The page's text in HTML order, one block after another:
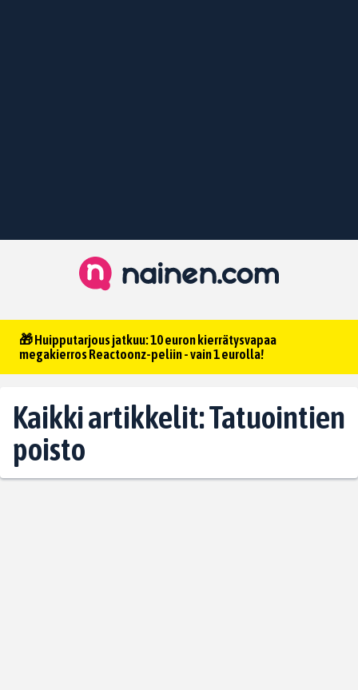
🎁 Huipputarjous jatkuu: 10 euron kierrätysvapaa
megakierros Reactoonz-peliin - vain 1 eurolla!
Kaikki artikkelit: Tatuointien
poisto